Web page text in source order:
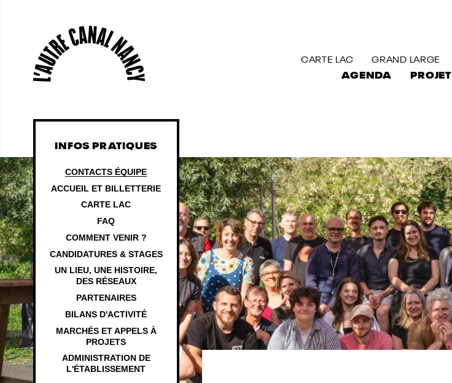
CARTE LAC GRAND LARGE
AGENDA PROJET
INFOS PRATIQUES
CONTACTS ÉQUIPE
ACCUEIL ET BILLETTERIE
CARTE LAC
FAQ
COMMENT VENIR ?
CANDIDATURES & STAGES
UN LIEU, UNE HISTOIRE,
DES RÉSEAUX
PARTENAIRES
BILANS D'ACTIVITÉ
MARCHÉS ET APPELS À
PROJETS
ADMINISTRATION DE
L'ÉTABLISSEMENT